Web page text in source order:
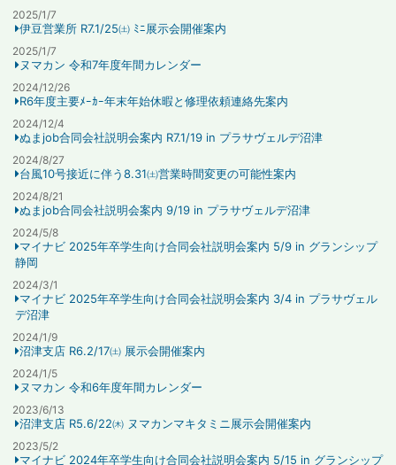
2025/1/7
伊豆営業所 R7.1/25㈯ ﾐﾆ展示会開催案内
2025/1/7
ヌマカン 令和7年度年間カレンダー
2024/12/26
R6年度主要ﾒｰｶｰ年末年始休暇と修理依頼連絡先案内
2024/12/4
ぬまjob合同会社説明会案内 R7.1/19 in プラサヴェルデ沼津
2024/8/27
台風10号接近に伴う8.31㈯営業時間変更の可能性案内
2024/8/21
ぬまjob合同会社説明会案内 9/19 in プラサヴェルデ沼津
2024/5/8
マイナビ 2025年卒学生向け合同会社説明会案内 5/9 in グランシップ
静岡
2024/3/1
マイナビ 2025年卒学生向け合同会社説明会案内 3/4 in プラサヴェル
デ沼津
2024/1/9
沼津支店 R6.2/17㈯ 展示会開催案内
2024/1/5
ヌマカン 令和6年度年間カレンダー
2023/6/13
沼津支店 R5.6/22㈭ ヌマカンマキタミニ展示会開催案内
2023/5/2
マイナビ 2024年卒学生向け合同会社説明会案内 5/15 in グランシップ